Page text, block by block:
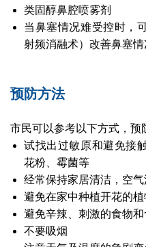
类固醇鼻腔喷雾剂
当鼻塞情况难受控时，
射频消融术）改善鼻塞情
预防方法
市民可以参考以下方式，预
试找出过敏原和避免接
花粉、霉菌等
经常保持家居清洁，空气
避免在家中种植开花的
避免辛辣、刺激的食物
不要吸烟